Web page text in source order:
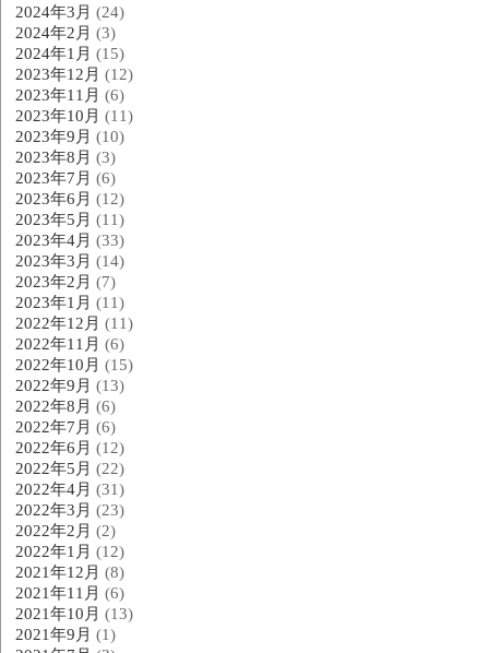
2024年3月 (24)
2024年2月 (3)
2024年1月 (15)
2023年12月 (12)
2023年11月 (6)
2023年10月 (11)
2023年9月 (10)
2023年8月 (3)
2023年7月 (6)
2023年6月 (12)
2023年5月 (11)
2023年4月 (33)
2023年3月 (14)
2023年2月 (7)
2023年1月 (11)
2022年12月 (11)
2022年11月 (6)
2022年10月 (15)
2022年9月 (13)
2022年8月 (6)
2022年7月 (6)
2022年6月 (12)
2022年5月 (22)
2022年4月 (31)
2022年3月 (23)
2022年2月 (2)
2022年1月 (12)
2021年12月 (8)
2021年11月 (6)
2021年10月 (13)
2021年9月 (1)